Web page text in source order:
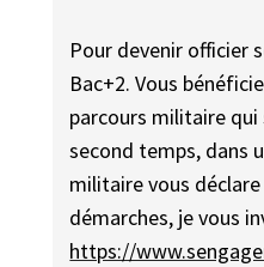
Pour devenir officier
Bac+2. Vous
parcours militaire qui
second temps, dans
militaire vous
démarches, je vous
https://